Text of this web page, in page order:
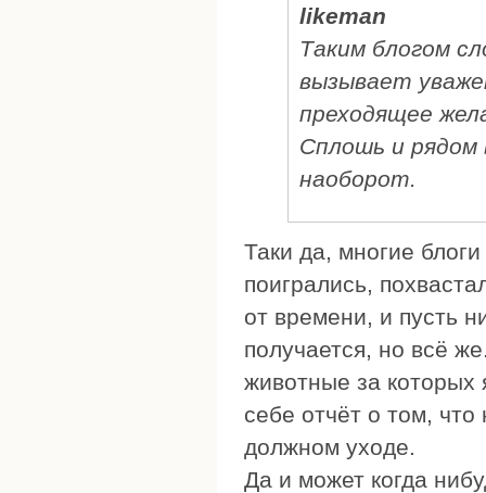
likeman
Таким блогом
вызывает
преходящее
Сплошь и рядом
наоборот.
Таки да, многие
поигрались,
от времени, и пусть
получается, но всё
животные за которых
себе отчёт о том, что
должном уходе.
Да и может когда